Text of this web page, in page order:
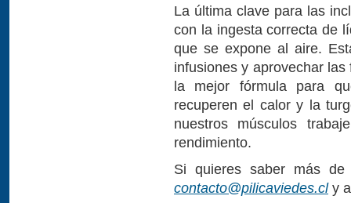
La última clave para las
con la ingesta correcta de
que se expone al aire.
infusiones y aprovechar
la mejor fórmula para
recuperen el calor y la
nuestros músculos
rendimiento.
Si quieres saber más de
contacto@pilicaviedes.cly